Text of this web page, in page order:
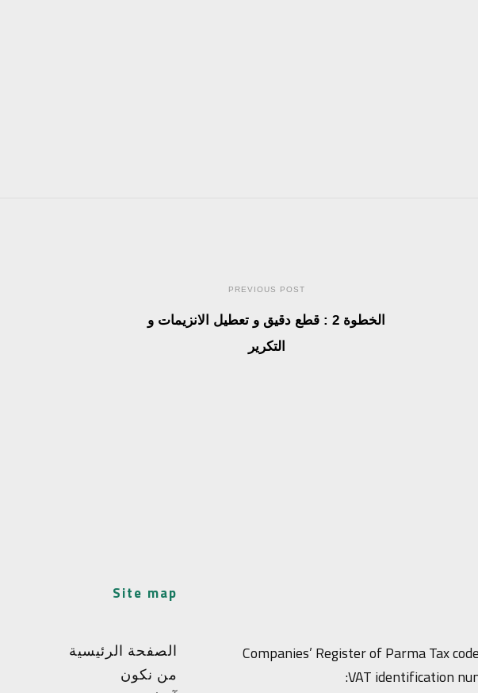
PREVIOUS POST
الخطوة 2 : قطع دقيق و تعطيل الانزيمات و
التكرير
site map
الصفحة الرئيسية
من نكون
Companies’ Register of Parma Tax
VAT identification